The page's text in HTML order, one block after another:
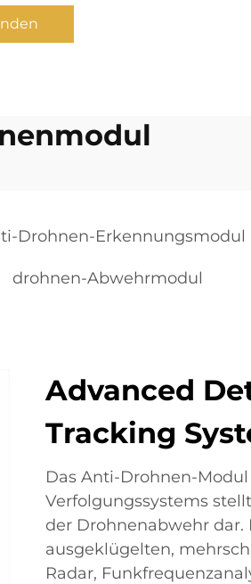
Drohnen-Erkennungsmodul
drohnen-Abwehrmodul
Advanced
Tracking
Das Anti-Drohnen-
Verfolgungssystems
der Drohnenabwehr dar.
ausgeklügelten,
Radar,